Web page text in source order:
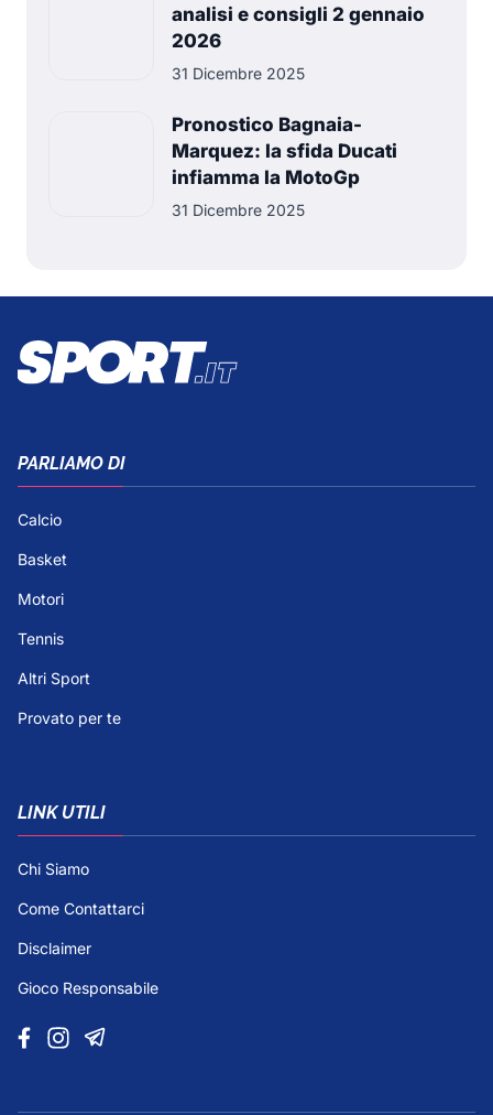
analisi e consigli 2 gennaio
2026
31 Dicembre 2025
Pronostico Bagnaia-
Marquez: la sfida Ducati
infiamma la MotoGp
31 Dicembre 2025
PARLIAMO DI
Calcio
Basket
Motori
Tennis
Altri Sport
Provato per te
LINK UTILI
Chi Siamo
Come Contattarci
Disclaimer
Gioco Responsabile